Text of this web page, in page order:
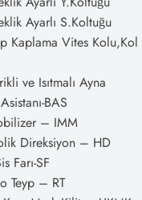
Ayarlı S.Koltuğu
Vites Kolu,Kol
ve Isıtmalı Ayna
BAS
– IMM
Direksiyon – HD
SF
Teyp – RT